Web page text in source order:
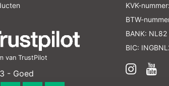
van TrustPilot
- Goed
KVK-
BTW-
BANK:
BIC: